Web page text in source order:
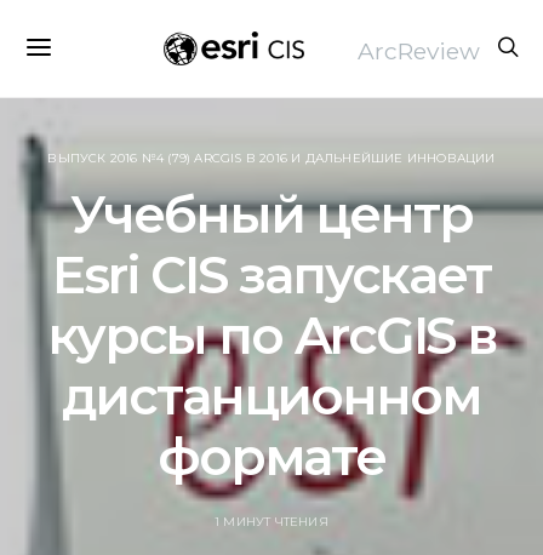
ArcReview
ВЫПУСК 2016 №4 (79) ARCGIS В 2016 И ДАЛЬНЕЙШИЕ ИННОВАЦИИ
Учебный центр
Esri CIS запускает
курсы по ArcGIS в
дистанционном
формате
1 МИНУТ ЧТЕНИЯ